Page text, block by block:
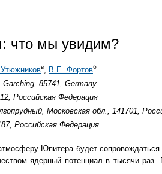
что мы увидим?
в, В.Е. Фортовб
85741, Germany
Российская Федерация
Московская обл., 141701,
Российская Федерация
Юпитера будет
ядерный потенциал в тысячи